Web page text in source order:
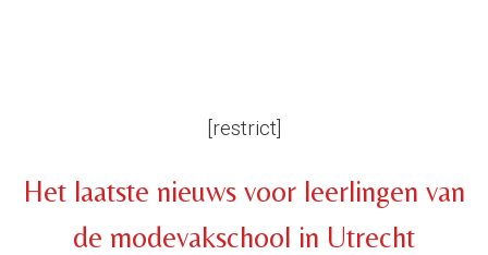
[restrict]
Het laatste nieuws voor leerlingen van
de modevakschool in Utrecht